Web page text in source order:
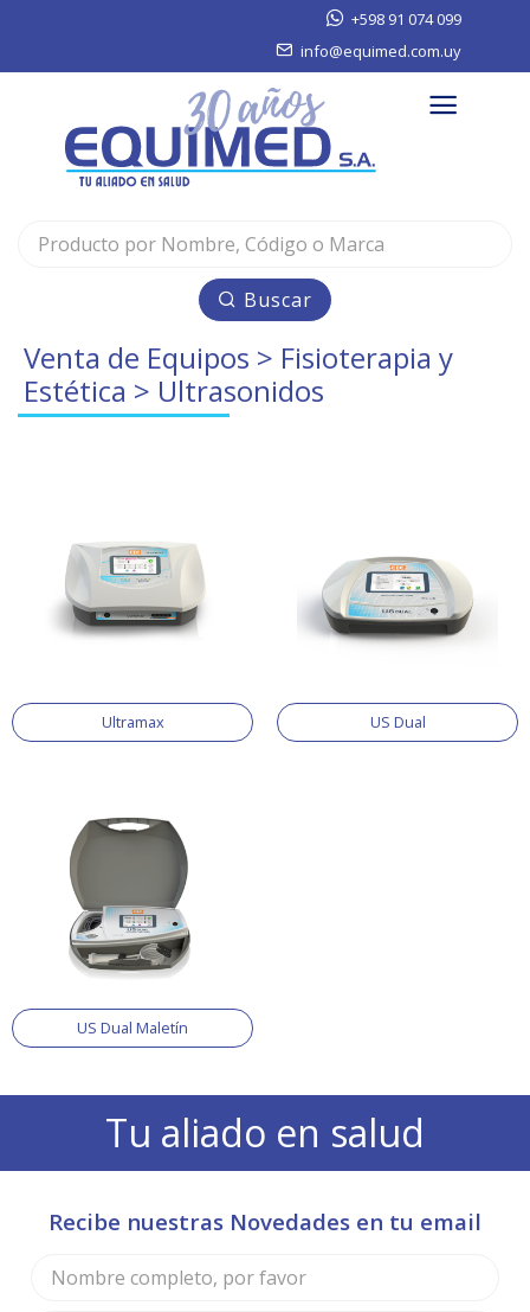
+598 91 074 099
info@equimed.com.uy
Buscar
Venta de Equipos > Fisioterapia y
Estética > Ultrasonidos
Ultramax US Dual
US Dual Maletín
Tu aliado en salud
Recibe nuestras Novedades en tu email